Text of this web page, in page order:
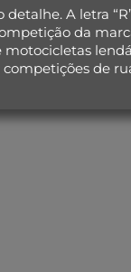
A letra
da
motocicletas
de